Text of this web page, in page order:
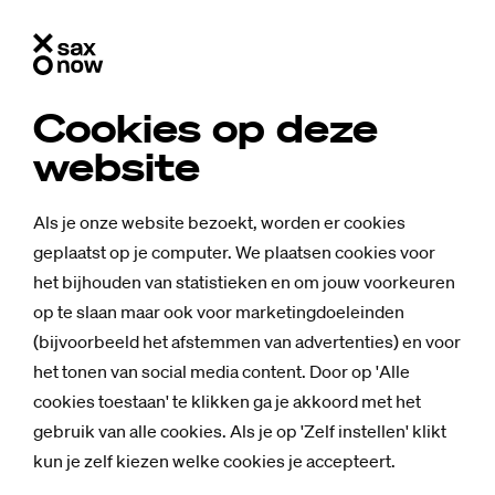
Cookies op deze
website
Als je onze website bezoekt, worden er cookies
geplaatst op je computer. We plaatsen cookies voor
het bijhouden van statistieken en om jouw voorkeuren
op te slaan maar ook voor marketingdoeleinden
(bijvoorbeeld het afstemmen van advertenties) en voor
het tonen van social media content. Door op 'Alle
cookies toestaan' te klikken ga je akkoord met het
gebruik van alle cookies. Als je op 'Zelf instellen' klikt
kun je zelf kiezen welke cookies je accepteert.
Oktober
Stu­di­um Ge­ne­ra­le: Trau­ma
- het on­zich­ba­re, zicht­baar
ma­ken
Tot vrij recent lag er bij Defensie een collectieve zwijgplicht
op praten over trauma. Nu heeft de NAVO een chatbot ‘first
aid to terror’ ontwikkeld voor mensen in conflictgebied.
Oorlog is grotesk en de mentale impact van oorlogsgeweld
is enorm, aldus psychiaterEric Vermetten. Welke factoren
dragen bij aan de vorming van een trauma en hoe kun je die